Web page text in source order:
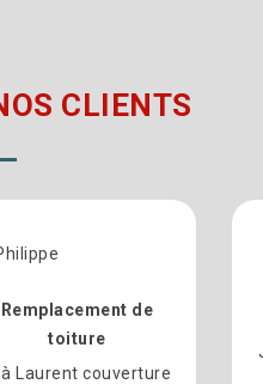
CLIENTS
Remplacement de
toiture
Laurent couverture